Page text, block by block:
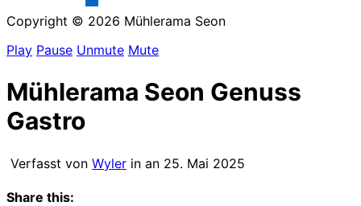
Copyright © 2026 Mühlerama Seon
Play Pause Unmute Mute
Mühlerama Seon Genuss
Gastro
Verfasst von Wyler in an 25. Mai 2025
Share this: